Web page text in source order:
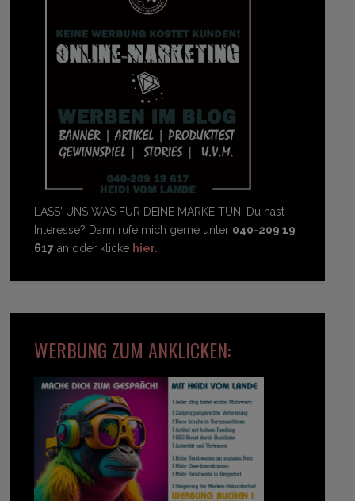
LASS' UNS WAS FÜR DEINE MARKE TUN! Du hast
Interesse? Dann rufe mich gerne unter 040-209 19
617 an oder klicke hier.
WERBUNG ZUM ANKLICKEN: